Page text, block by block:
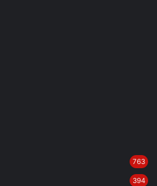
763
394